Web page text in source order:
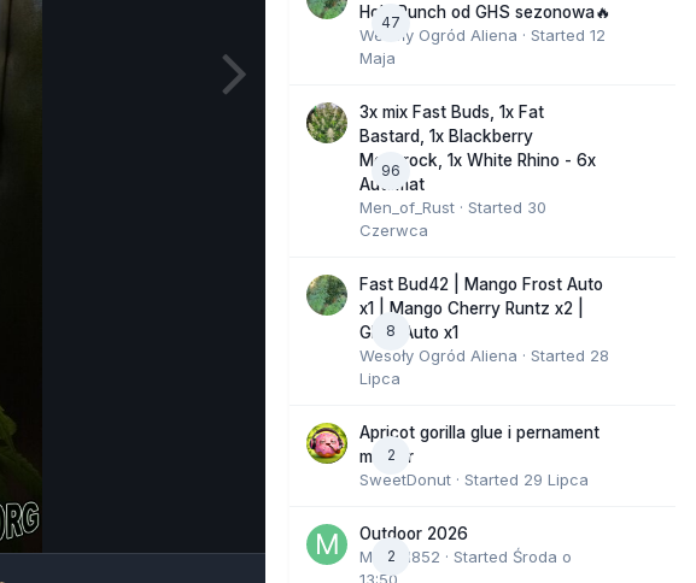
47
Holy Punch od GHS sezonowa🔥
Wesoły Ogród Aliena · Started 12
Maja
96
3x mix Fast Buds, 1x Fat
Bastard, 1x Blackberry
Moonrock, 1x White Rhino - 6x
Automat
Men_of_Rust · Started 30
Czerwca
8
Fast Bud42 | Mango Frost Auto
x1 | Mango Cherry Runtz x2 |
GMO Auto x1
Wesoły Ogród Aliena · Started 28
Lipca
2
Apricot gorilla glue i pernament
marker
SweetDonut · Started 29 Lipca
2
Outdoor 2026
Marcel852 · Started Środa o
13:50